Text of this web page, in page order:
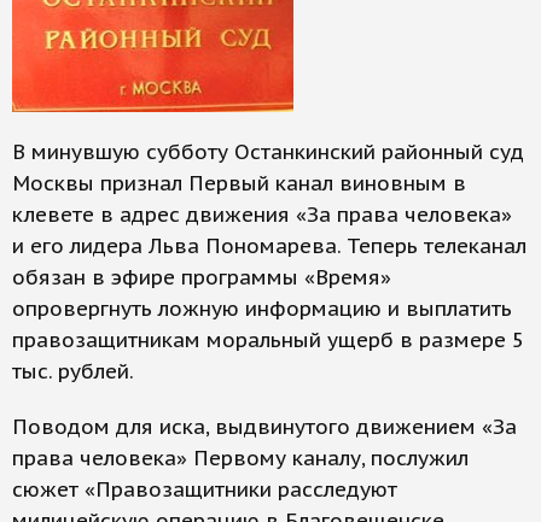
В минувшую субботу Останкинский районный суд
Москвы признал Первый канал виновным в
клевете в адрес движения «За права человека»
и его лидера Льва Пономарева. Теперь телеканал
обязан в эфире программы «Время»
опровергнуть ложную информацию и выплатить
правозащитникам моральный ущерб в размере 5
тыс. рублей.
Поводом для иска, выдвинутого движением «За
права человека» Первому каналу, послужил
сюжет «Правозащитники расследуют